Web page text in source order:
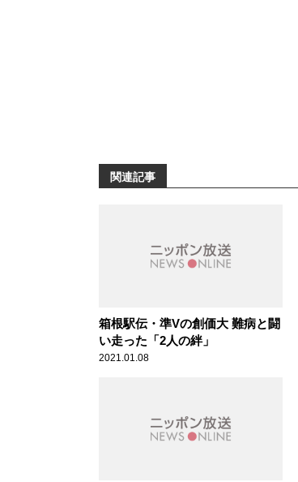
関連記事
箱根駅伝・準Vの創価大 難病と闘
い走った「2人の絆」
2021.01.08